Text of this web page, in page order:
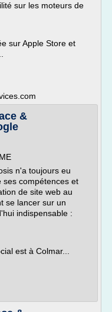
sur les moteurs de
sur Apple Store et
&
n'a toujours eu
ses compétences et
de site web au
se lancer sur un
indispensable :
est à Colmar...